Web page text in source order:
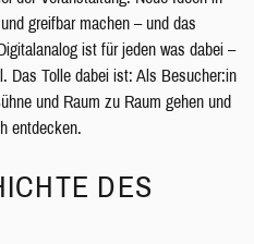
greifbar machen – und das
ist für jeden was dabei –
Das Tolle dabei ist: Als Besucher:in
und Raum zu Raum gehen und
entdecken.
DES